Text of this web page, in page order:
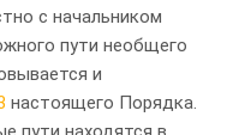
с начальником
пути необщего
и
настоящего Порядка.